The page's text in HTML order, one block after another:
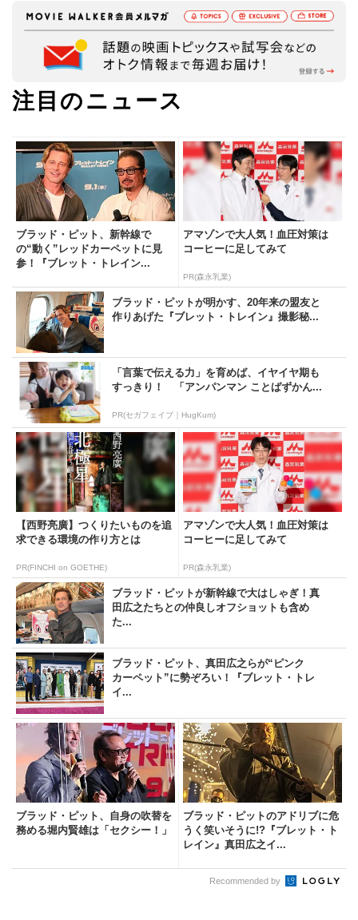
注目のニュース
ブラッド・ピット、新幹線で
の“動く”レッドカーペットに見
参！『ブレット・トレイン...
アマゾンで大人気！血圧対策は
コーヒーに足してみて
PR(森永乳業)
ブラッド・ピットが明かす、20年来の盟友と
作りあげた『ブレット・トレイン』撮影秘...
「言葉で伝える力」を育めば、イヤイヤ期も
すっきり！ 「アンパンマン ことばずかん...
PR(セガフェイブ｜HugKum)
【西野亮廣】つくりたいものを追
求できる環境の作り方とは
PR(FINCHI on GOETHE)
アマゾンで大人気！血圧対策は
コーヒーに足してみて
PR(森永乳業)
ブラッド・ピットが新幹線で大はしゃぎ！真
田広之たちとの仲良しオフショットも含め
た...
ブラッド・ピット、真田広之らが“ピンク
カーペット”に勢ぞろい！『ブレット・トレ
イ...
ブラッド・ピット、自身の吹替を
務める堀内賢雄は「セクシー！」
ブラッド・ピットのアドリブに危
うく笑いそうに!?『ブレット・ト
レイン』真田広之イ...
Recommended by